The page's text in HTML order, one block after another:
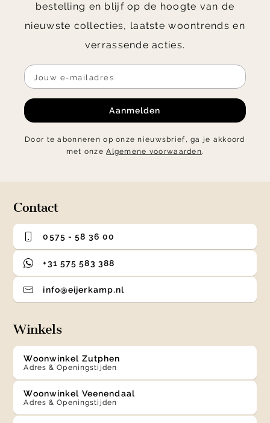
bestelling en blijf op de hoogte van de
nieuwste collecties, laatste woontrends en
verrassende acties.
Aanmelden
Door te abonneren op onze nieuwsbrief, ga je akkoord
met onzeAlgemene voorwaarden.
Contact
0575 - 58 36 00
+31 575 583 388
info@eijerkamp.nl
Winkels
Woonwinkel Zutphen
Adres & Openingstijden
Woonwinkel Veenendaal
Adres & Openingstijden